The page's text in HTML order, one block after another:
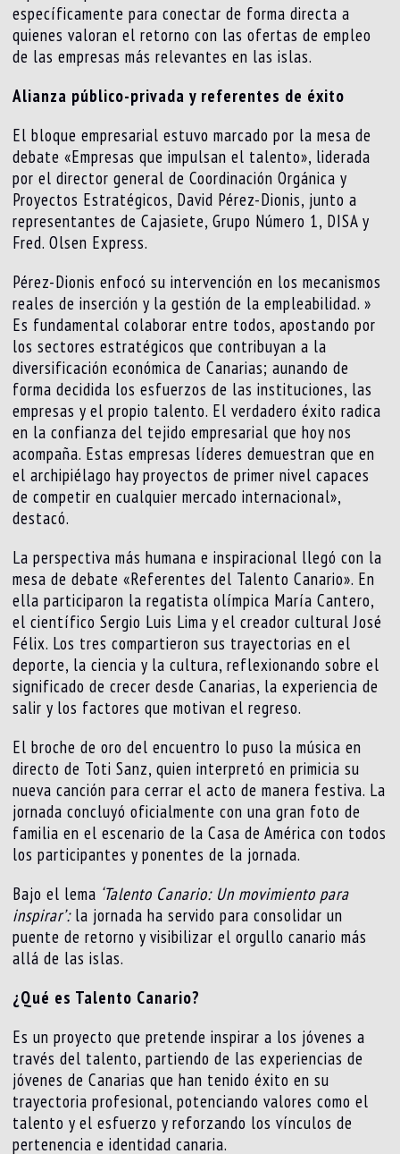
específicamente para conectar de forma directa a
quienes valoran el retorno con las ofertas de empleo
de las empresas más relevantes en las islas.
Alianza público-privada y referentes de éxito
El bloque empresarial estuvo marcado por la mesa de
debate «Empresas que impulsan el talento», liderada
por el director general de Coordinación Orgánica y
Proyectos Estratégicos, David Pérez-Dionis, junto a
representantes de Cajasiete, Grupo Número 1, DISA y
Fred. Olsen Express.
Pérez-Dionis enfocó su intervención en los mecanismos
reales de inserción y la gestión de la empleabilidad. »
Es fundamental colaborar entre todos, apostando por
los sectores estratégicos que contribuyan a la
diversificación económica de Canarias; aunando de
forma decidida los esfuerzos de las instituciones, las
empresas y el propio talento. El verdadero éxito radica
en la confianza del tejido empresarial que hoy nos
acompaña. Estas empresas líderes demuestran que en
el archipiélago hay proyectos de primer nivel capaces
de competir en cualquier mercado internacional»,
destacó.
La perspectiva más humana e inspiracional llegó con la
mesa de debate «Referentes del Talento Canario». En
ella participaron la regatista olímpica María Cantero,
el científico Sergio Luis Lima y el creador cultural José
Félix. Los tres compartieron sus trayectorias en el
deporte, la ciencia y la cultura, reflexionando sobre el
significado de crecer desde Canarias, la experiencia de
salir y los factores que motivan el regreso.
El broche de oro del encuentro lo puso la música en
directo de Toti Sanz, quien interpretó en primicia su
nueva canción para cerrar el acto de manera festiva. La
jornada concluyó oficialmente con una gran foto de
familia en el escenario de la Casa de América con todos
los participantes y ponentes de la jornada.
Bajo el lema ‘Talento Canario: Un movimiento para
inspirar’:la jornada ha servido para consolidar un
puente de retorno y visibilizar el orgullo canario más
allá de las islas.
¿Qué es Talento Canario?
Es un proyecto que pretende inspirar a los jóvenes a
través del talento, partiendo de las experiencias de
jóvenes de Canarias que han tenido éxito en su
trayectoria profesional, potenciando valores como el
talento y el esfuerzo y reforzando los vínculos de
pertenencia e identidad canaria.